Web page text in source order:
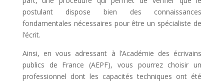
postulant dispose bien des connaissances
fondamentales nécessaires pour être un spécialiste de
l’écrit.
Ainsi, en vous adressant à l’Académie des écrivains
publics de France (AEPF), vous pourrez choisir un
professionnel dont les capacités techniques ont été